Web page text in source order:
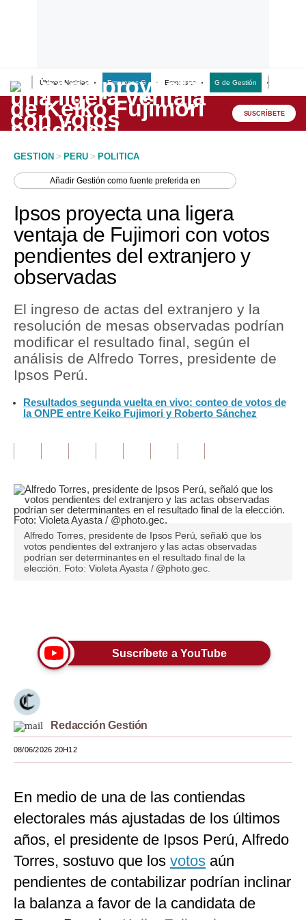
Últimas Noticias Empresas G Empresas G de Gestión
Lo último
Peru Quiosco
Economía
Mercados
Perú
Política
Tu Dinero
Finanzas Personales
Plus G
Opinión
Pregunta de hoy
Blogs
Tendencias
Estilos
Mundo
EEUU
Internacional
Tecnología
Mix
G de Gestión
SUSCRÍBETE
GESTION > PERU > POLITICA
AñadirGestión como fuente preferida en
Ipsos proyecta una ligera
ventaja de Fujimori con votos
pendientes del extranjero y
observadas
El ingreso de actas del extranjero y la
resolución de mesas observadas podrían
modificar el resultado final, según el
análisis de Alfredo Torres, presidente de
Ipsos Perú.
Resultados segunda vuelta en vivo: conteo de votos de
la ONPE entre Keiko Fujimori y Roberto Sánchez
Alfredo Torres, presidente de Ipsos Perú, señaló que los
votos pendientes del extranjero y las actas observadas
podrían ser determinantes en el resultado final de la
elección. Foto: Violeta Ayasta / @photo.gec.
Suscríbete a YouTube
Redacción Gestión
08/06/2026 20H12
En medio de una de las contiendas
electorales más ajustadas de los últimos
años, el presidente de Ipsos Perú, Alfredo
Torres, sostuvo que los votos aún
pendientes de contabilizar podrían inclinar
la balanza a favor de la candidata de